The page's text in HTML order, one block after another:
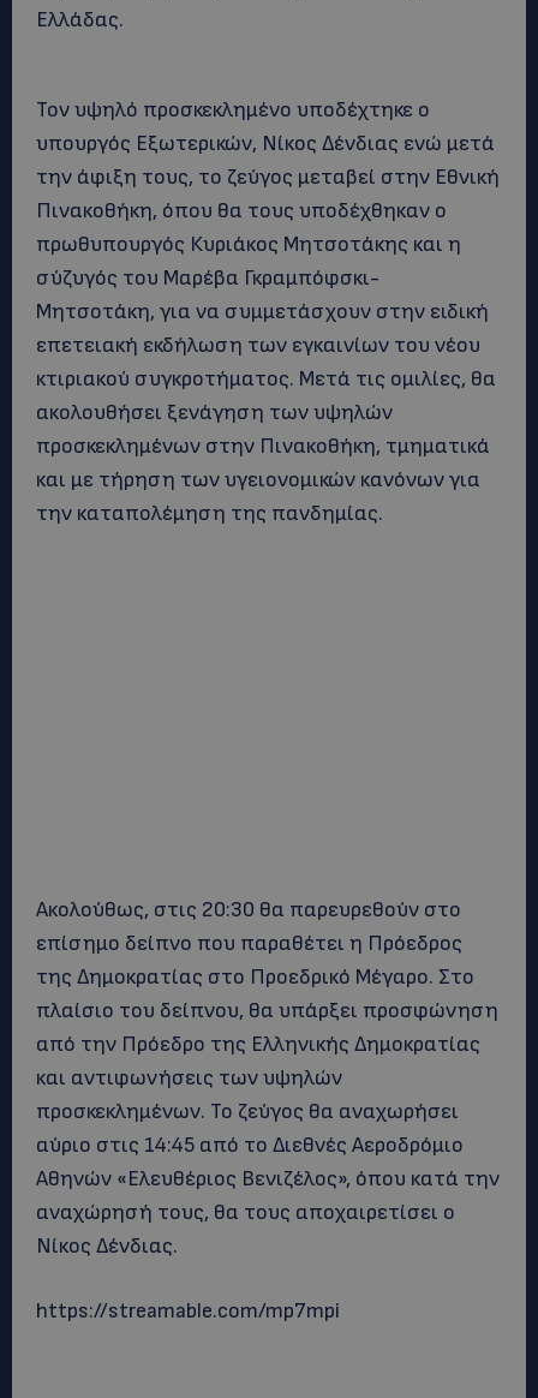
Ελλάδας.
Τον υψηλό προσκεκλημένο υποδέχτηκε ο
υπουργός Εξωτερικών, Νίκος Δένδιας ενώ μετά
την άφιξη τους, το ζεύγος μεταβεί στην Εθνική
Πινακοθήκη, όπου θα τους υποδέχθηκαν ο
πρωθυπουργός Κυριάκος Μητσοτάκης και η
σύζυγός του Μαρέβα Γκραμπόφσκι-
Μητσοτάκη, για να συμμετάσχουν στην ειδική
επετειακή εκδήλωση των εγκαινίων του νέου
κτιριακού συγκροτήματος. Μετά τις ομιλίες, θα
ακολουθήσει ξενάγηση των υψηλών
προσκεκλημένων στην Πινακοθήκη, τμηματικά
και με τήρηση των υγειονομικών κανόνων για
την καταπολέμηση της πανδημίας.
Ακολούθως, στις 20:30 θα παρευρεθούν στο
επίσημο δείπνο που παραθέτει η Πρόεδρος
της Δημοκρατίας στο Προεδρικό Μέγαρο. Στο
πλαίσιο του δείπνου, θα υπάρξει προσφώνηση
από την Πρόεδρο της Ελληνικής Δημοκρατίας
και αντιφωνήσεις των υψηλών
προσκεκλημένων. Το ζεύγος θα αναχωρήσει
αύριο στις 14:45 από το Διεθνές Αεροδρόμιο
Αθηνών «Ελευθέριος Βενιζέλος», όπου κατά την
αναχώρησή τους, θα τους αποχαιρετίσει ο
Νίκος Δένδιας.
https://streamable.com/mp7mpi